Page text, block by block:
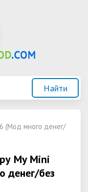
(Мод много денег/
My Mini
денег/без